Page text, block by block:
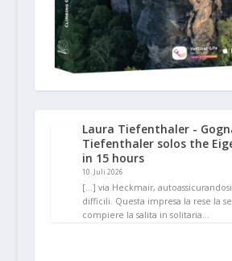
Laura Tiefenthaler -
Tiefenthaler solos the
in 15 hours
10. Juli 2026
[…] via Heckmair,
difficili. Questa impresa la rese la
compiere la salita in solitaria…